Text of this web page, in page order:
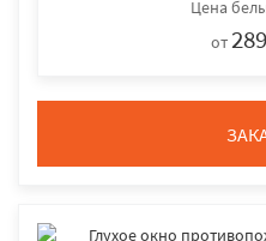
Цена
от